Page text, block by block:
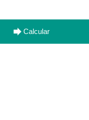
forward Calcular